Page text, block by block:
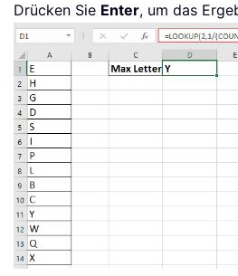
Drücken Sie Enter, um das